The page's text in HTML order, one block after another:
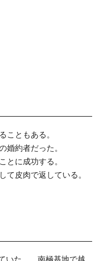
こともある。
婚約者だった。
とに成功する。
て皮肉で返している。